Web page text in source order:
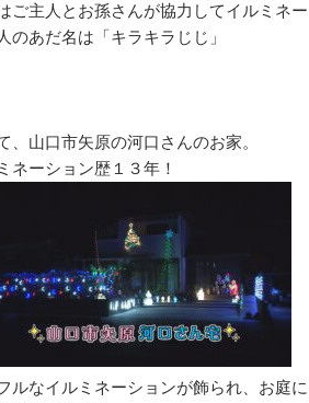
ご主人とお孫さんが協力してイルミネ
のあだ名は「キラキラじじ」
、山口市矢原の河口さんのお家。
ルなイルミネーションが飾られ、お庭